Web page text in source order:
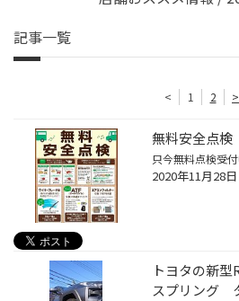
記事一覧
< 1 2 >
無料安全点検
2020年11月28日
トヨタの新
スプリング